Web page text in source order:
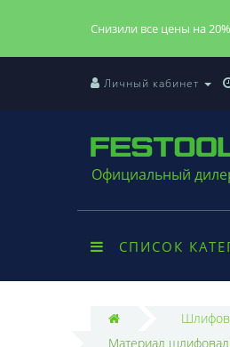
Снизили все цены на
Личный кабинет
Официальный
СПИСОК
Материал